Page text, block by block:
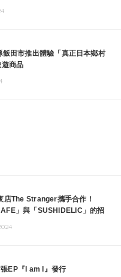
飯田市推出體驗「真正日本鄉村
商品
店The Stranger攜手合作！
」與「SUSHIDELIC」的招
EP『I am I』發行